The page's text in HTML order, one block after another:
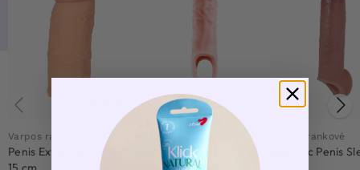
Varpos rankovė
Penis Extension Sleeve
Varpos rankovė
Performance Cock
Varpos rankovė
Realistic Penis